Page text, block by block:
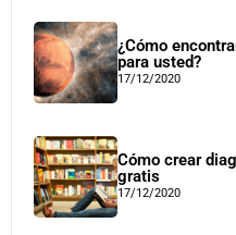
¿Cómo
para usted?
17/12/2020
Cómo crear
gratis
17/12/2020